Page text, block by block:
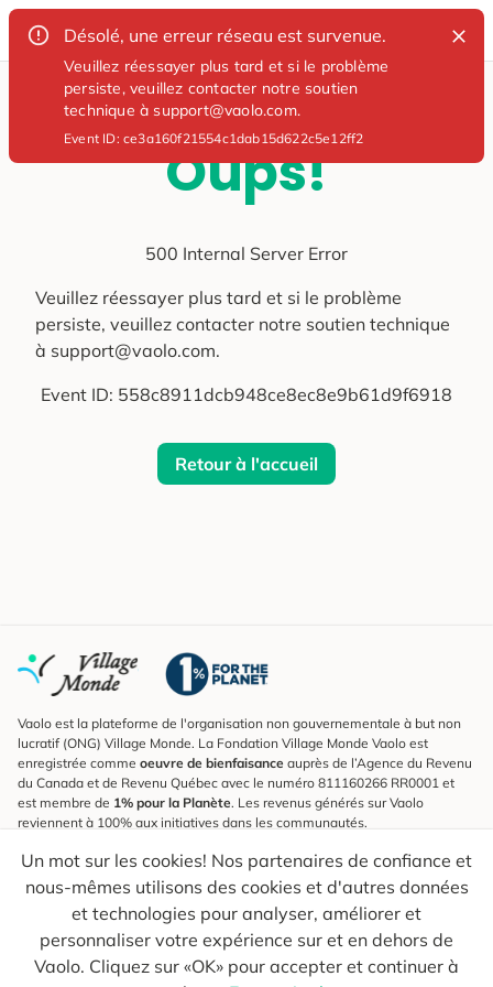
Désolé, une erreur réseau est survenue.
Veuillez réessayer plus tard et si le problème
persiste, veuillez contacter notre soutien
technique à support@vaolo.com.
Event ID:ce3a160f21554c1dab15d622c5e12ff2
Oups!
500 Internal Server Error
Veuillez réessayer plus tard et si le problème
persiste, veuillez contacter notre soutien technique
à support@vaolo.com.
Event ID: 558c8911dcb948ce8ec8e9b61d9f6918
Retour à l'accueil
Un mot sur les cookies! Nos partenaires de confiance et
nous-mêmes utilisons des cookies et d'autres données
et technologies pour analyser, améliorer et
personnaliser votre expérience sur et en dehors de
Vaolo. Cliquez sur «OK» pour accepter et continuer à
Vaolo est la plateforme de l'organisation non gouvernementale à but non
lucratif (ONG) Village Monde. La Fondation Village Monde Vaolo est
enregistrée comme oeuvre de bienfaisance auprès de l’Agence du Revenu
du Canada et de Revenu Québec avec le numéro 811160266 RR0001 et
est membre de 1% pour la Planète. Les revenus générés sur Vaolo
reviennent à 100% aux initiatives dans les communautés.
S'inscrire à l'infolettre
Pour connaître les nouveautés, suivre nos explorateurs et recevoir des
astuces pour des voyages plus conscients.
Ton courriel Envoyer